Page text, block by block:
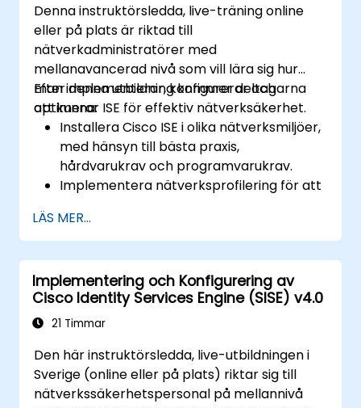
Denna instruktörsledda, live-träning online
eller på plats är riktad till
nätverkadministratörer med
mellanavancerad nivå som vill lära sig hur
man implementerar, konfigurerar och
optimerar ISE för effektiv nätverksäkerhet.
Efter denna utbildning kommer deltagarna
att kunna:
Installera Cisco ISE i olika nätverksmiljöer,
med hänsyn till bästa praxis,
hårdvarukrav och programvarukrav.
Implementera nätverksprofilering för att
enheter.
Hantera auktorisering och
åtkomstkontroll.
Konfigurera ställningspolicyer, åtgärder
för återställning och
kompatibilitetsmoduler.
LÄS MER...
Implementering och Konfigurering av
Cisco Identity Services Engine (SISE) v4.0
21 Timmar
Den här instruktörsledda, live-utbildningen i
Sverige (online eller på plats) riktar sig till
nätverkssäkerhetspersonal på mellannivå